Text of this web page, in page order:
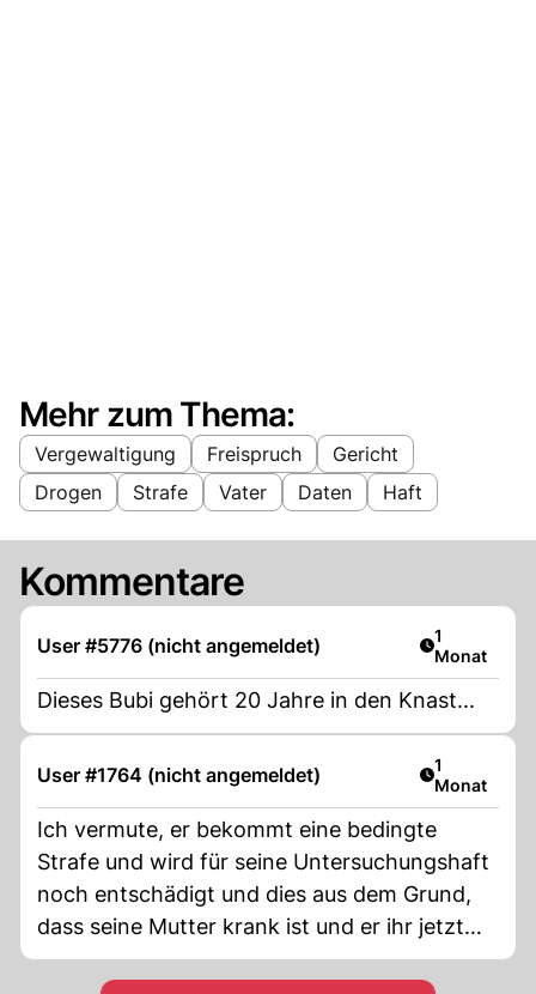
Mehr zum Thema:
Vergewaltigung Freispruch
Gericht
Drogen
Strafe Vater Daten Haft
Kommentare
User #5776 (nicht angemeldet) Artikel
1
Monat
Dieses Bubi gehört 20 Jahre in den Knast...
User #1764 (nicht angemeldet) Artikel
1
Monat
Ich vermute, er bekommt eine bedingte
Strafe und wird für seine Untersuchungshaft
noch entschädigt und dies aus dem Grund,
dass seine Mutter krank ist und er ihr jetzt
emotional beistehen muss und sie